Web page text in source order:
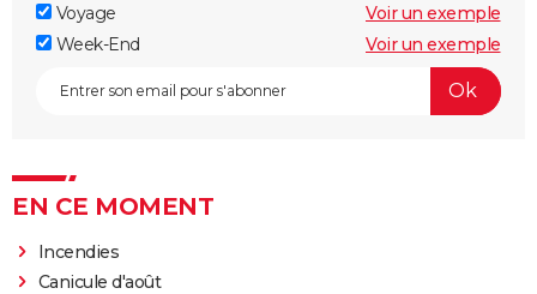
Voyage
Voir un exemple
Week-End
Voir un exemple
EN CE MOMENT
Incendies
Canicule d'août